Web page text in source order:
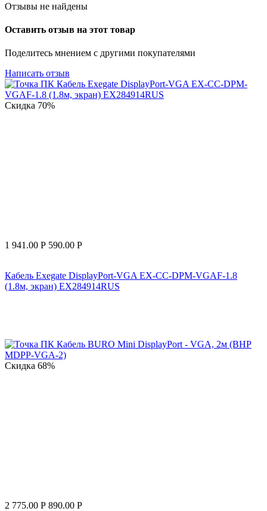
Отзывы не найдены
Оставить отзыв на этот товар
Поделитесь мнением с другими покупателями
Написать отзыв
Скидка 70%
1 941.00 Р 590.00 Р
Кабель Exegate DisplayPort-VGA EX-CC-DPM-VGAF-1.8
(1.8м, экран) EX284914RUS
Скидка 68%
2 775.00 Р 890.00 Р